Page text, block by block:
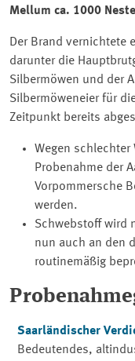
Mellum ca. 1000
Der Brand vernichtete
darunter die
Silbermöwen und der
Silbermöweneier für
Zeitpunkt bereits
Wegen
Probenahme der
Vorpommersche
werden.
Schwebstoff wird
nun auch an den
routinemäßig
Saarländischer
Bedeutendes,